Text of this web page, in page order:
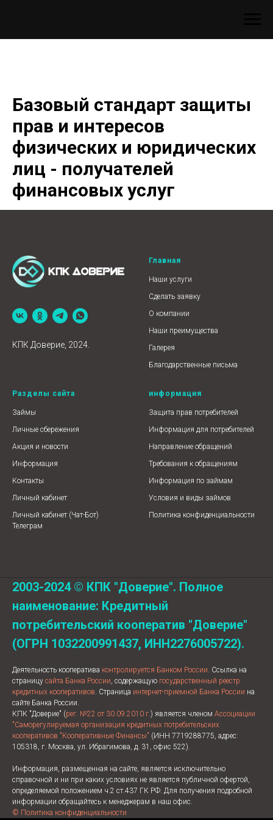
Базовый стандарт защиты
прав и интересов
физических и юридических
лиц - получателей
финансовых услуг
КПК Доверие, 2024.
Главная
Наши услуги
Сделать заявку
О компании
Наши преимущества
Галерея
Благодарственные письма
Разделы сайта
Займы
Личные сбережения
Акция и новости
Информация
Контакты
Личный кабинет
Личный кабинет (Чат-Бот)
Телеграм
информация
Защита прав потребителей
Информация для потребителей
Направление обращений
Требования к обращениям
Информация по займам
Условия и виды займов
Политика конфиденциальности
2003-2024 © КПК "Доверие". Полное
наименование: Кредитный
потребительский кооператив "Доверие"
(ОГРН 1032200991437, ИНН2276005722).
Деятельность кооператива контролируется Банком России. Ссылка на
страницу сайта Банка России, содержащую государственный реестр
кредитных кооперативов. Страница интернет-приемной Банка России на
сайте Банка России.
КПК "Доверие" (рег. №22 от 30.09.2010 г.) является членом Ассоциации
"Саморегулируемая организация кредитных потребительских
кооперативов "Кооперативные Финансы" (ИНН 7719288775, адрес:
105318, г. Москва, ул. Ибрагимова, д. 31, офис 522).
Информация, размещенная на сайте, является исключительно
справочной и ни при каких условиях не является публичной офертой,
определяемой положением ч.2 ст.437 ГК РФ. Для получения подробной
информации обращайтесь к менеджерам в наш офис.
© Политика конфиденциальности